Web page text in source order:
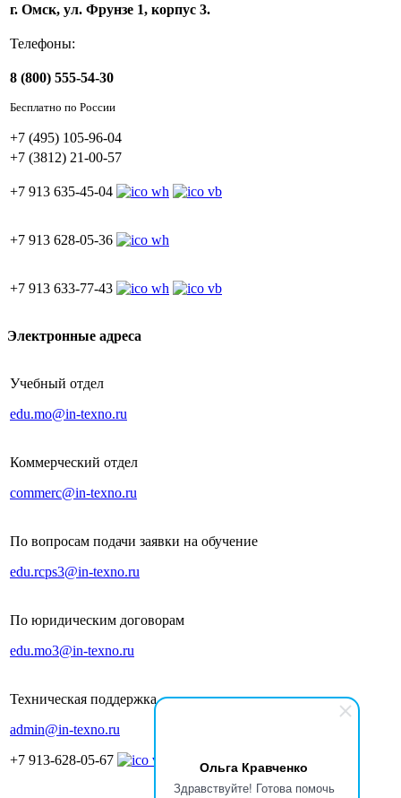
Ольга Кравченко
Здравствуйте! Готова помочь
г. Омск, ул. Фрунзе 1, корпус 3.
Телефоны:
8 (800) 555-54-30
Бесплатно по России
+7 (495) 105-96-04
+7 (3812) 21-00-57
+7 913 635-45-04
+7 913 628-05-36
+7 913 633-77-43
Электронные адреса
Учебный отдел
edu.mo@in-texno.ru
Коммерческий отдел
commerc@in-texno.ru
По вопросам подачи заявки на обучение
edu.rcps3@in-texno.ru
По юридическим договорам
edu.mo3@in-texno.ru
Техническая поддержка
admin@in-texno.ru
+7 913-628-05-67